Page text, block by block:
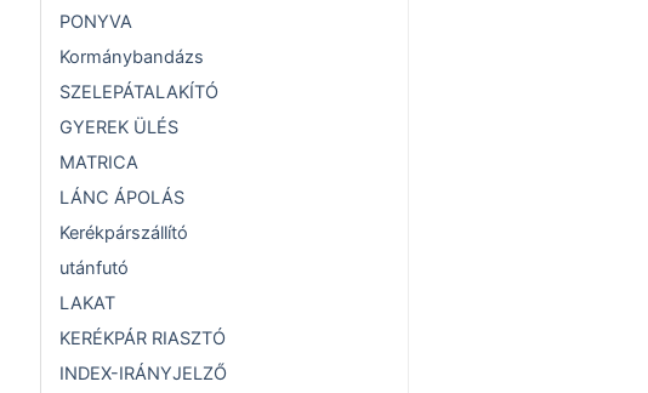
PONYVA
Kormánybandázs
SZELEPÁTALAKÍTÓ
GYEREK ÜLÉS
MATRICA
LÁNC ÁPOLÁS
Kerékpárszállító
utánfutó
LAKAT
KERÉKPÁR RIASZTÓ
INDEX-IRÁNYJELZŐ